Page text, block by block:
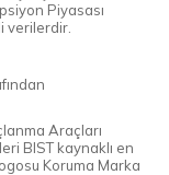
Piyasası
verilerdir.
Araçları
BIST kaynaklı en
Koruma Marka